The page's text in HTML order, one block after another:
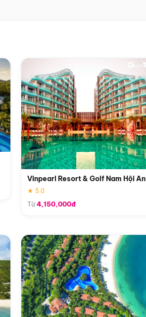
Vinpearl Resort & Golf Nam Hội An
★ 5.0
Từ4,150,000đ